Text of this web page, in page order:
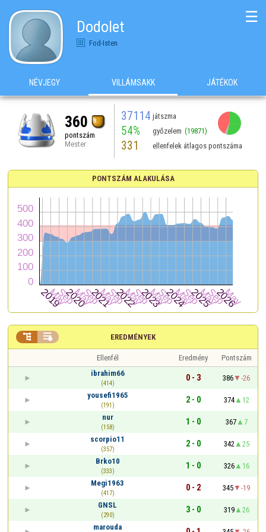
Dodolet
Fod-Isten
☰
NÉVJEGY VILLÁMSAKK JÁTÉKOK
360
pontszám
Mester
37114 játszma
54% győzelem (19871)
331 ellenfelek átlagos pontszáma
PONTSZÁM ALAKULÁSA
EREDMÉNYEK
 
Ellenfél Eredmény
Pontszám
ibrahim66
(414)
0 - 3 386
-26
yousefi1965
(191)
2 - 0 374
12
nur
(158)
1 - 0 367
7
scorpio11
(357)
2 - 0 342
25
Brko10
(333)
1 - 0 326
16
Megi1963
(417)
0 - 2 345
-19
GNSL
(290)
3 - 0 319
26
marouda